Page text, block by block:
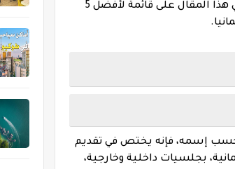
العديد من المطاعم العربية في هانوفر التي تستحق التجربة وسنتطرق في هذا المقال على قائمة لأفضل 5
حسب إسمه، فإنه يختص في تقديم
بجلسيات داخلية وخارجية،